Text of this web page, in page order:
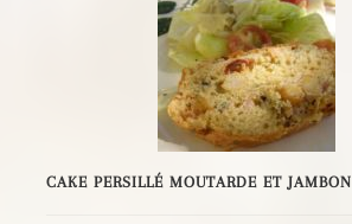
CAKE PERSILLÉ MOUTARDE ET JAMBON